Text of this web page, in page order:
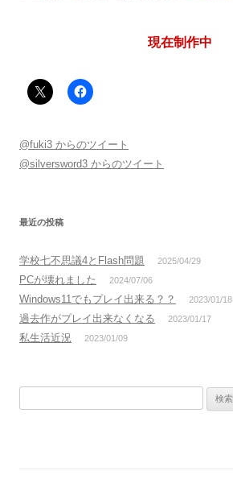
現在制作中
@fuki3 からのツイート
@silversword3 からのツイート
最近の投稿
学校七不思議4とFlash問題 2025/04/29
PCが壊れました 2024/07/06
Windows11でもプレイ出来る？？ 2023/01/18
過去作がプレイ出来なくなる 2023/01/17
私生活近況 2023/01/09